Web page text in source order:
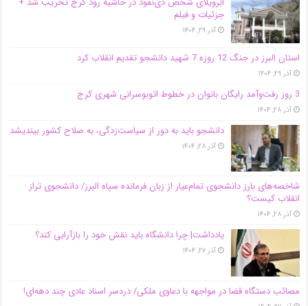
جزئیات و فیلم
آذر ۲۹, ۱۴۰۴
استان البرز در جنگ 12 روزه 7 شهید دانشجو تقدیم انقلاب کرد
آذر ۲۹, ۱۴۰۴
3 روز رفت‌وآمد رایگان بانوان در خطوط اتوبوسرانی شهری کرج
آذر ۲۸, ۱۴۰۴
دانشجو باید به دور از سیاست‌زدگی، به صلاح کشور بیندیشد
آذر ۲۸, ۱۴۰۴
شاخصه‌های بارز دانشجوی تمام‌عیار از زبان فرمانده سپاه البرز/ دانشجوی تراز
انقلاب کیست؟
آذر ۲۸, ۱۴۰۴
یادداشت| چرا دانشگاه باید نقش خود را بازآرایی کند؟
آذر ۲۷, ۱۴۰۴
مصائب دستگاه قضا در مواجهه با دعاوی ملکی/ دردسر اسناد عادی چند‌ دهه‌ای!